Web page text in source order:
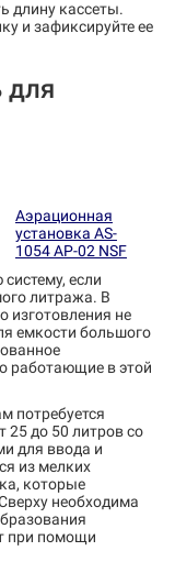
длину кассеты.
и зафиксируйте ее
для
Аэрационная
установка AS-
1054 AP-02 NSF
если
литража. В
изготовления не
емкости большого
работающие в этой
потребуется
25 до 50 литров со
для ввода и
из мелких
которые
необходима
при помощи